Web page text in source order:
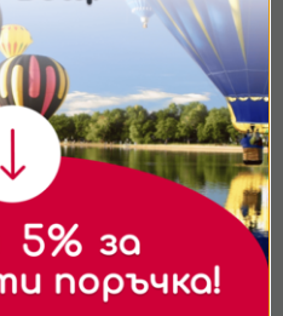
модерно
Използваме
за да осигурим
подобрим
използването
персонализирано
да приемете
всички или да
повече информация
обработваме вашите